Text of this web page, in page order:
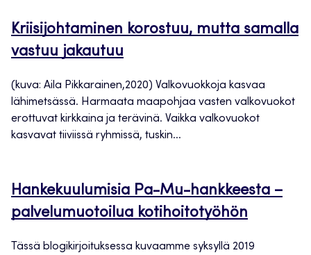
Kriisijohtaminen korostuu, mutta samalla
vastuu jakautuu
(kuva: Aila Pikkarainen,2020) Valkovuokkoja kasvaa
lähimetsässä. Harmaata maapohjaa vasten valkovuokot
erottuvat kirkkaina ja terävinä. Vaikka valkovuokot
kasvavat tiiviissä ryhmissä, tuskin...
Hankekuulumisia Pa-Mu-hankkeesta –
palvelumuotoilua kotihoitotyöhön
Tässä blogikirjoituksessa kuvaamme syksyllä 2019